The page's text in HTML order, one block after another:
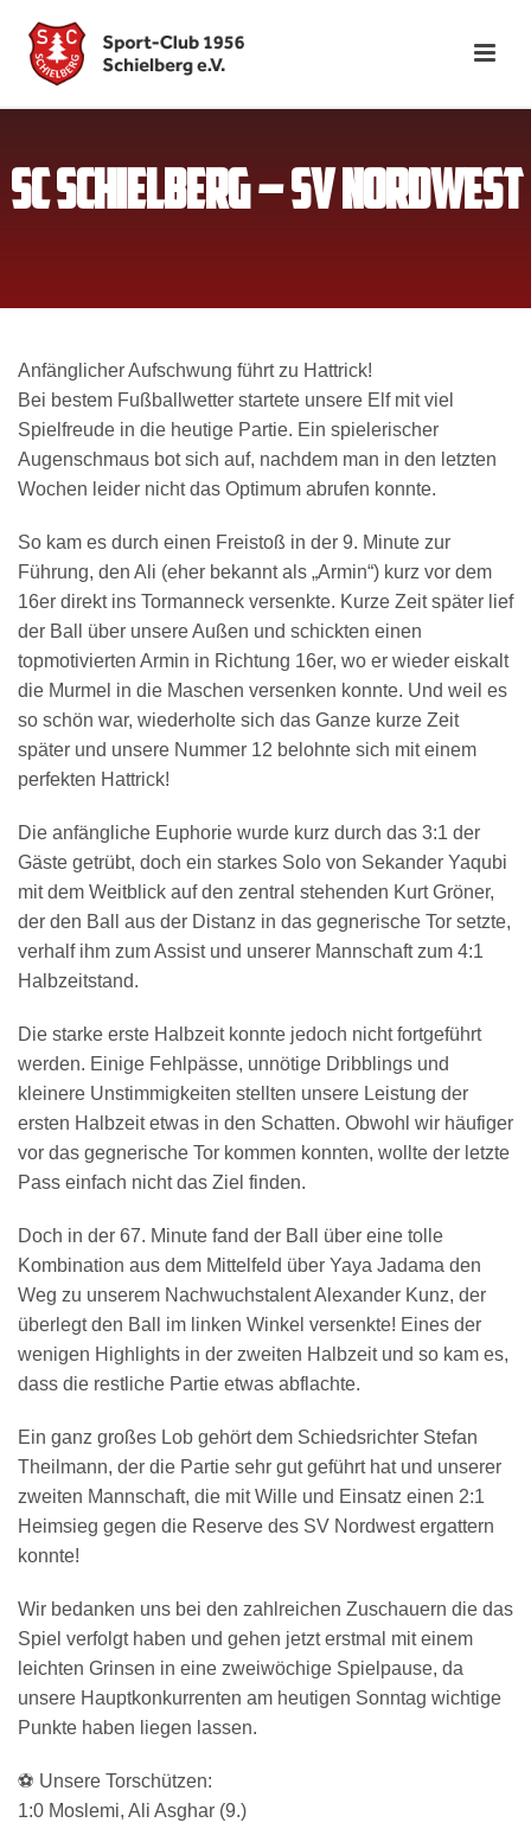
SC SCHIELBERG – SV NORDWEST
Anfänglicher Aufschwung führt zu Hattrick!
Bei bestem Fußballwetter startete unsere Elf mit viel
Spielfreude in die heutige Partie. Ein spielerischer
Augenschmaus bot sich auf, nachdem man in den letzten
Wochen leider nicht das Optimum abrufen konnte.
So kam es durch einen Freistoß in der 9. Minute zur
Führung, den Ali (eher bekannt als „Armin“) kurz vor dem
16er direkt ins Tormanneck versenkte. Kurze Zeit später lief
der Ball über unsere Außen und schickten einen
topmotivierten Armin in Richtung 16er, wo er wieder eiskalt
die Murmel in die Maschen versenken konnte. Und weil es
so schön war, wiederholte sich das Ganze kurze Zeit
später und unsere Nummer 12 belohnte sich mit einem
perfekten Hattrick!
Die anfängliche Euphorie wurde kurz durch das 3:1 der
Gäste getrübt, doch ein starkes Solo von Sekander Yaqubi
mit dem Weitblick auf den zentral stehenden Kurt Gröner,
der den Ball aus der Distanz in das gegnerische Tor setzte,
verhalf ihm zum Assist und unserer Mannschaft zum 4:1
Halbzeitstand.
Die starke erste Halbzeit konnte jedoch nicht fortgeführt
werden. Einige Fehlpässe, unnötige Dribblings und
kleinere Unstimmigkeiten stellten unsere Leistung der
ersten Halbzeit etwas in den Schatten. Obwohl wir häufiger
vor das gegnerische Tor kommen konnten, wollte der letzte
Pass einfach nicht das Ziel finden.
Doch in der 67. Minute fand der Ball über eine tolle
Kombination aus dem Mittelfeld über Yaya Jadama den
Weg zu unserem Nachwuchstalent Alexander Kunz, der
überlegt den Ball im linken Winkel versenkte! Eines der
wenigen Highlights in der zweiten Halbzeit und so kam es,
dass die restliche Partie etwas abflachte.
Ein ganz großes Lob gehört dem Schiedsrichter Stefan
Theilmann, der die Partie sehr gut geführt hat und unserer
zweiten Mannschaft, die mit Wille und Einsatz einen 2:1
Heimsieg gegen die Reserve des SV Nordwest ergattern
konnte!
Wir bedanken uns bei den zahlreichen Zuschauern die das
Spiel verfolgt haben und gehen jetzt erstmal mit einem
leichten Grinsen in eine zweiwöchige Spielpause, da
unsere Hauptkonkurrenten am heutigen Sonntag wichtige
Punkte haben liegen lassen.
⚽ Unsere Torschützen:
1:0 Moslemi, Ali Asghar (9.)